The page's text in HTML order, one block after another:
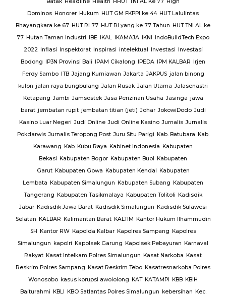
Dominos Honorer Hukum HUT GM FKPPI ke 44 HUT Lalulintas
Bhayangkara ke 67 HUT RI 77 HUT RI yang ke 77 Tahun HUT TNI AL ke
77 Hutan Taman Industri IBE IKAL IKAMAJA IKNI IndoBuildTech Expo
2022 Inflasi Inspektorat Inspirasi intelektual Investasi Investasi
Bodong IP3N Provinsi Bali IPAM Cikalong IPEDA IPM KALBAR Irjen
Ferdy Sambo ITB Jajang Kurniawan Jakarta JAKPUS jalan binong
kulon jalan raya bungbulang Jalan Rusak Jalan Utama Jalasenastri
Ketapang Jambi Jamsostek Jasa Perizinan Usaha Jasinga jawa
barat jembatan rupit jembatan titian (jeti) Johar JokowiDodo Judi
Kasino Luar Negeri Judi Online Judi Online Kasino Jurnalis Jurnalis
Pokdarwis Jurnalis Teropong Post Juru Situ Parigi Kab. Batubara Kab.
Karawang Kab. Kubu Raya Kabinet Indonesia Kabupaten
Bekasi Kabupaten Bogor Kabupaten Buol Kabupaten
Garut Kabupaten Gowa Kabupaten Kendal Kabupaten
Lembata Kabupaten Simalungun Kabupaten Subang Kabupaten
Tangerang Kabupaten Tasikmalaya Kabupaten Tolitoli Kadisdik
Jabar Kadisdik Jawa Barat Kadisdik Simalungun Kadisdik Sulawesi
Selatan KALBAR Kalimantan Barat KALTIM Kantor Hukum Ilhammudin
SH Kantor RW Kapolda Kalbar Kapolres Sampang Kapolres
Simalungun kapolri Kapolsek Garung Kapolsek Pebayuran Karnaval
Rakyat Kasat Intelkam Polres Simalungun Kasat Narkoba Kasat
Reskrim Polres Sampang Kasat Reskrim Tebo Kasatresnarkoba Polres
Wonosobo kasus korupsi awololong KAT KATAMPI KBB KBIH
Baiturahmi KBLI KBO Satlantas Polres Simalungun kebersihan Kec.